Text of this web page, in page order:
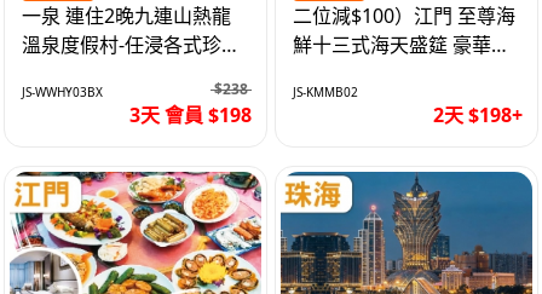
一泉 連住2晚九連山熱龍
溫泉度假村-任浸各式珍稀
JS-WWHY03BX $238
3天 會員 $198
二位減$100）江門 至尊海
鮮十三式海天盛筵 豪華三
2天
JS-KMMB02
2天 $198+